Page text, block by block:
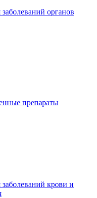
органов
препараты
крови и